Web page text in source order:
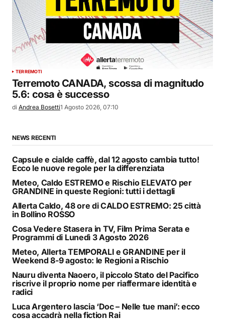
TERREMOTI
Terremoto CANADA, scossa di magnitudo
5.6: cosa è successo
di Andrea Bosetti1 Agosto 2026, 07:10
NEWS RECENTI
Capsule e cialde caffè, dal 12 agosto cambia tutto!
Ecco le nuove regole per la differenziata
Meteo, Caldo ESTREMO e Rischio ELEVATO per
GRANDINE in queste Regioni: tutti i dettagli
Allerta Caldo, 48 ore di CALDO ESTREMO: 25 città
in Bollino ROSSO
Cosa Vedere Stasera in TV, Film Prima Serata e
Programmi di Lunedì 3 Agosto 2026
Meteo, Allerta TEMPORALI e GRANDINE per il
Weekend 8-9 agosto: le Regioni a Rischio
Nauru diventa Naoero, il piccolo Stato del Pacifico
riscrive il proprio nome per riaffermare identità e
radici
Luca Argentero lascia ‘Doc – Nelle tue mani’: ecco
cosa accadrà nella fiction Rai